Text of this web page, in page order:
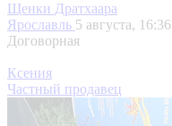
Щенки Дратхаара
Ярославль 5 августа, 16:36
Договорная
Ксения
Частный продавец